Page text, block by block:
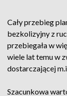
Cały przebieg
bezkolizyjny z
przebiegała w
wiele lat temu w
dostarczającej
Szacunkowa